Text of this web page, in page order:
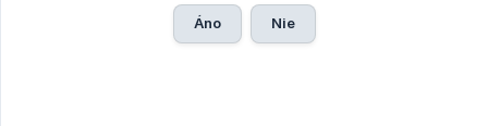
Áno Nie